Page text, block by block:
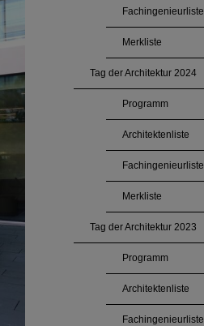
Fachingenieurliste
Merkliste
Tag der Architektur 2024
Programm
Architektenliste
Fachingenieurliste
Merkliste
Tag der Architektur 2023
Programm
Architektenliste
Fachingenieurliste